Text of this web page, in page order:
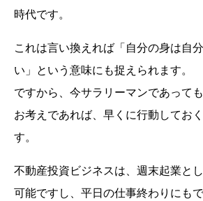
時代です。
これは言い換えれば「自分の身は自
い」という意味にも捉えられます。
ですから、今サラリーマンであって
お考えであれば、早くに行動してお
す。
不動産投資ビジネスは、週末起業と
可能ですし、平日の仕事終わりにも